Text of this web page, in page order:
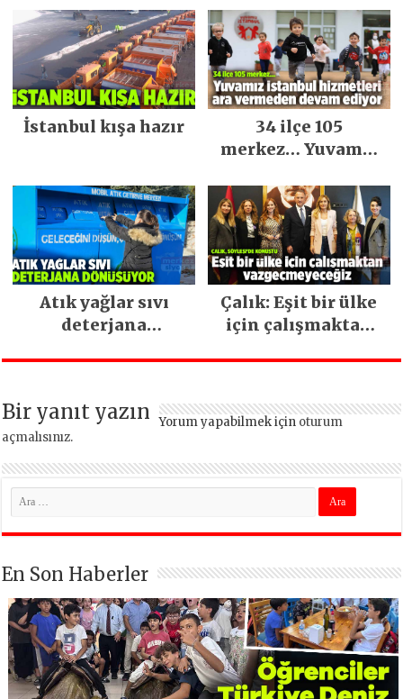
İstanbul kışa hazır
34 ilçe 105
merkez… Yuvamız
ara vermeden
devam ediyor
Atık yağlar sıvı
deterjana
Çalık: Eşit bir ülke
için çalışmaktan
Bir yanıt yazın Yorum yapabilmek için oturum
açmalısınız.
En Son Haberler